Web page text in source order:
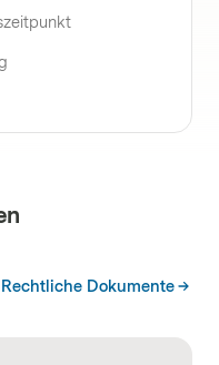
Rechtliche Dokumente